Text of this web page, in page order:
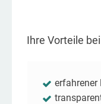
Ihre Vorteile bei
erfahrener